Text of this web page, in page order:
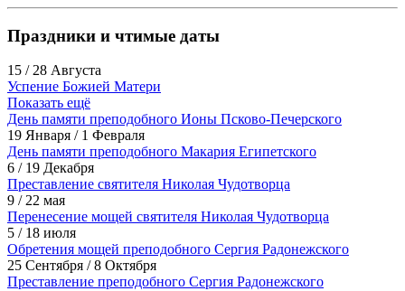
Праздники и чтимые даты
15 / 28 Августа
Успение Божией Матери
Показать ещё
День памяти преподобного Ионы Псково-Печерского
19 Января / 1 Февраля
День памяти преподобного Макария Египетского
6 / 19 Декабря
Преставление святителя Николая Чудотворца
9 / 22 мая
Перенесение мощей святителя Николая Чудотворца
5 / 18 июля
Обретения мощей преподобного Сергия Радонежского
25 Сентября / 8 Октября
Преставление преподобного Сергия Радонежского